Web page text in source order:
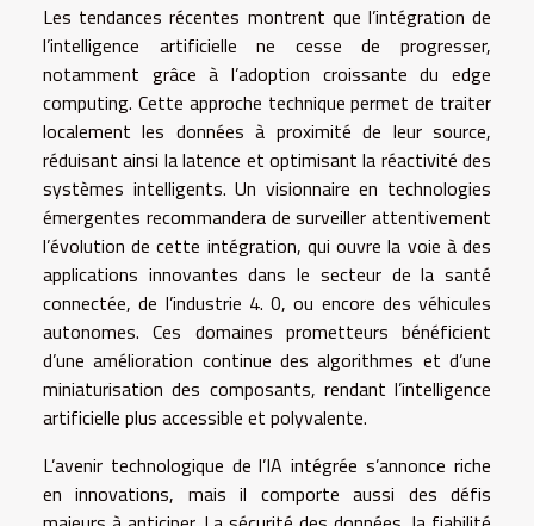
Les tendances récentes montrent que l’intégration de
l’intelligence artificielle ne cesse de progresser,
notamment grâce à l’adoption croissante du edge
computing. Cette approche technique permet de traiter
localement les données à proximité de leur source,
réduisant ainsi la latence et optimisant la réactivité des
systèmes intelligents. Un visionnaire en technologies
émergentes recommandera de surveiller attentivement
l’évolution de cette intégration, qui ouvre la voie à des
applications innovantes dans le secteur de la santé
connectée, de l’industrie 4. 0, ou encore des véhicules
autonomes. Ces domaines prometteurs bénéficient
d’une amélioration continue des algorithmes et d’une
miniaturisation des composants, rendant l’intelligence
artificielle plus accessible et polyvalente.
L’avenir technologique de l’IA intégrée s’annonce riche
en innovations, mais il comporte aussi des défis